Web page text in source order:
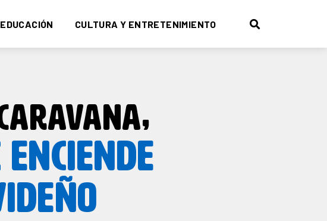
EDUCACIÓN CULTURA Y ENTRETENIMIENTO